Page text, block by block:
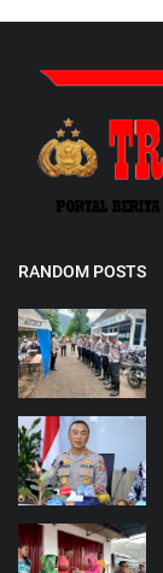
RANDOM POSTS